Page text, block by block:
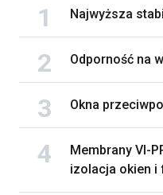
Najwyższa
Odporność na
Okna
Membrany VI-
izolacja okien i